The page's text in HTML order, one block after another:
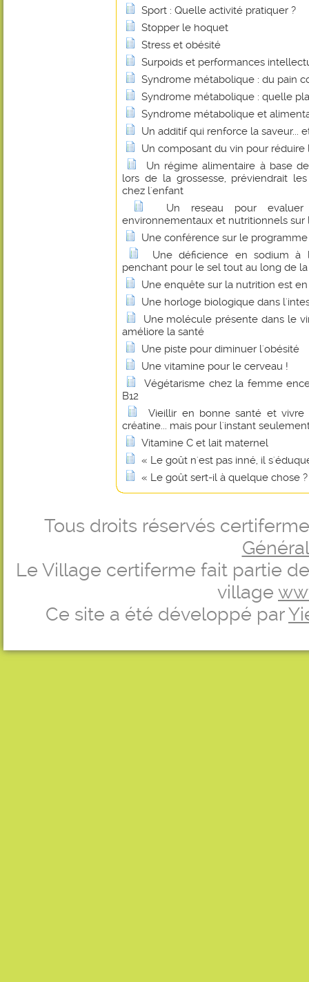
Sport : Quelle activité pratiquer ?
Stopper le hoquet
Stress et obésité
Surpoids et performances
Syndrome métabolique : du pain
Syndrome métabolique : quelle
Syndrome métabolique et
Un additif qui renforce la saveur...
Un composant du vin pour réduire
Un régime alimentaire à base
lors de la grossesse, préviendrait
chez l'enfant
Un reseau pour
environnementaux et nutritionnels sur
Une conférence sur le
Une déficience en sodium à
penchant pour le sel tout au long de
Une enquête sur la nutrition est en
Une horloge biologique dans
Une molécule présente dans le
améliore la santé
Une piste pour diminuer l'obésité
Une vitamine pour le cerveau !
Végétarisme chez la femme
B12
Vieillir en bonne santé et
créatine... mais pour l'instant
Vitamine C et lait maternel
« Le goût n'est pas inné, il
« Le goût sert-il à quelque chose
Tous droits réservés
Le Village certiferme fait partie
village
Ce site a été développé par